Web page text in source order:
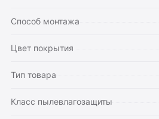
Способ монтажа
Цвет покрытия
Тип товара
Класс пылевлагозащиты